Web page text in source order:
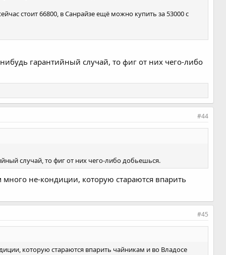
стоит 66800, в Санрайзе ещё можно купить за 53000 с
гарантийный случай, то фиг от них чего-либо
#44
случай, то фиг от них чего-либо добьешься.
не-кондиции, которую стараются впарить
#45
которую стараются впарить чайникам и во Владосе